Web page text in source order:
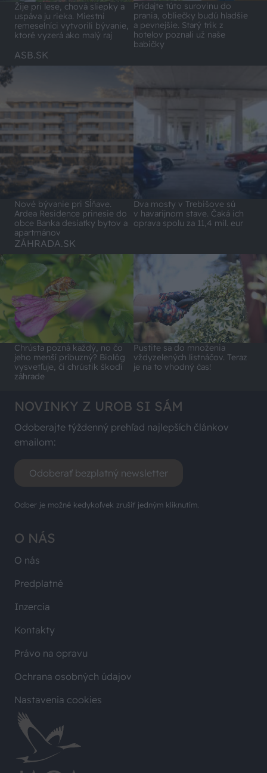
Žije pri lese, chová sliepky a
uspáva ju rieka. Miestni
remeselníci vytvorili bývanie,
ktoré vyzerá ako malý raj
Pridajte túto surovinu do
prania, obliečky budú hladšie
a pevnejšie. Starý trik z
hotelov poznali už naše
babičky
ASB.SK
Nové bývanie pri Sĺňave.
Ardea Residence prinesie do
obce Banka desiatky bytov a
apartmánov
Dva mosty v Trebišove sú
v havarijnom stave. Čaká ich
oprava spolu za 11,4 mil. eur
ZÁHRADA.SK
Chrústa pozná každý, no čo
jeho menší príbuzný? Biológ
vysvetľuje, či chrústik škodí
záhrade
Pustite sa do množenia
vždyzelených listnáčov. Teraz
je na to vhodný čas!
O NÁS
O nás
Predplatné
Inzercia
Kontakty
Právo na opravu
Ochrana osobných údajov
Nastavenia cookies
NOVINKY Z UROB SI SÁM
Odoberajte týždenný prehľad najlepších článkov
emailom:
Odoberať bezplatný newsletter
Odber je možné kedykoľvek zrušiť jedným kliknutím.